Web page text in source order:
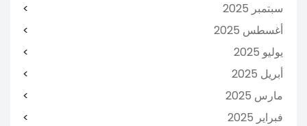
سبتمبر 2025
أغسطس 2025
يوليو 2025
أبريل 2025
مارس 2025
فبراير 2025